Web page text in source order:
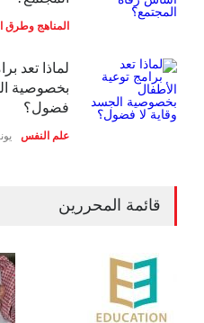
المناهج وطرق
لماذا تعد
بخصوصية
فضول؟
علم النفس يونيو
قائمة المحررين